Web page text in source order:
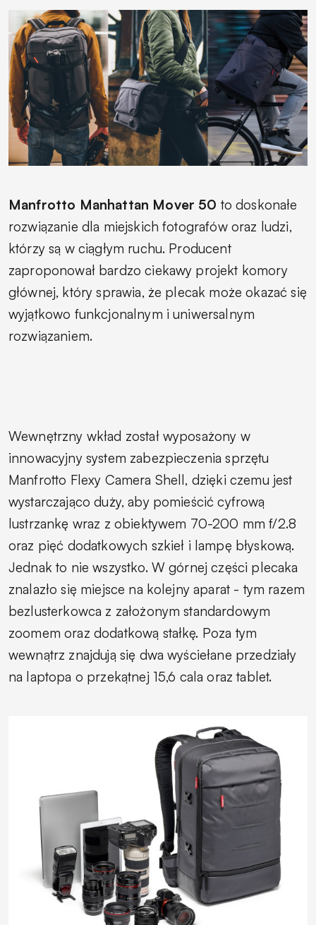
Manfrotto Manhattan Mover 50 to doskonałe
rozwiązanie dla miejskich fotografów oraz ludzi,
którzy są w ciągłym ruchu. Producent
zaproponował bardzo ciekawy projekt komory
głównej, który sprawia, że plecak może okazać się
wyjątkowo funkcjonalnym i uniwersalnym
rozwiązaniem.
Wewnętrzny wkład został wyposażony w
innowacyjny system zabezpieczenia sprzętu
Manfrotto Flexy Camera Shell, dzięki czemu jest
wystarczająco duży, aby pomieścić cyfrową
lustrzankę wraz z obiektywem 70-200 mm f/2.8
oraz pięć dodatkowych szkieł i lampę błyskową.
Jednak to nie wszystko. W górnej części plecaka
znalazło się miejsce na kolejny aparat - tym razem
bezlusterkowca z założonym standardowym
zoomem oraz dodatkową stałkę. Poza tym
wewnątrz znajdują się dwa wyściełane przedziały
na laptopa o przekątnej 15,6 cala oraz tablet.